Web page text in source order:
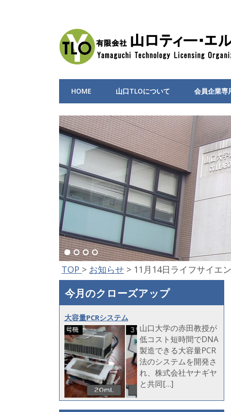
HOME 山口TLOについて 会員企業専
TOP > お知らせ > 11月14日ライフサイエ
今月のクローズアップ
大容量PCRシステム
山口大学の赤田教授が
低コスト短時間でDNA
製造できる大容量PCR
法のシステムを開発さ
れ、株式会社ヤナギヤ
と共同[…]